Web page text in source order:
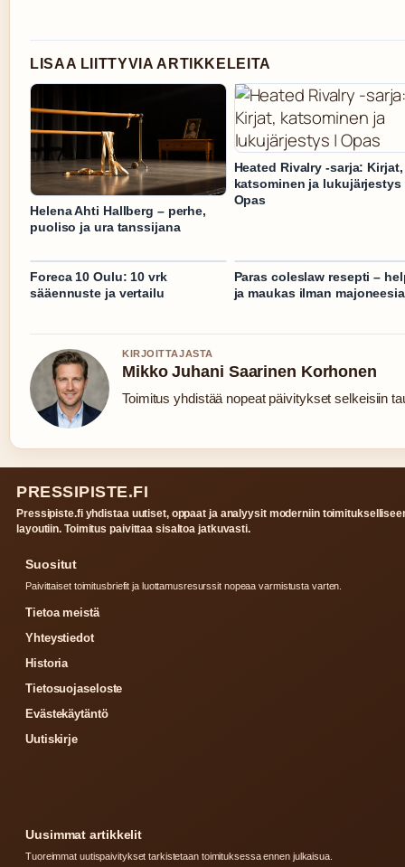
LISAA LIITTYVIA ARTIKKELEITA
Helena Ahti Hallberg – perhe,
puoliso ja ura tanssijana
Heated Rivalry -sarja: Kirjat,
katsominen ja lukujärjestys
Opas
Foreca 10 Oulu: 10 vrk
sääennuste ja vertailu
Paras coleslaw resepti –
ja maukas ilman majoneesia
KIRJOITTAJASTA
Mikko Juhani Saarinen Korhonen
Toimitus yhdistää nopeat päivitykset selkeisiin
PRESSIPISTE.FI
Pressipiste.fi yhdistaa uutiset, oppaat ja analyysit moderniin
layoutiin. Toimitus paivittaa sisaltoa jatkuvasti.
Suositut
Paivittaiset toimitusbriefit ja luottamusresurssit nopeaa varmistusta varten.
Tietoa meistä
Yhteystiedot
Historia
Tietosuojaseloste
Evästekäytäntö
Uutiskirje
Uusimmat artikkelit
Tuoreimmat uutispaivitykset tarkistetaan toimituksessa ennen julkaisua.